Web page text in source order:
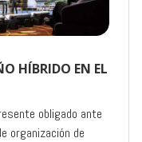
HÍBRIDO EN EL
obligado ante
organización de